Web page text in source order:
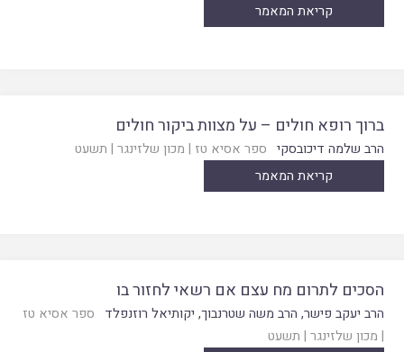
קריאת המאמר
ברוך רופא חולים – על מצוות ביקור חולים
הרב שלמה דיכובסקי ספר אסיא טז | מכון שלזינגר | תשעט
קריאת המאמר
הסכים לתרום מח עצם אם רשאי לחזור בו
הרב יעקב פישר, הרב משה שטרנבוך, יקותיאל רוזנפלד
ספר אסיא טז
| מכון שלזינגר | תשעט